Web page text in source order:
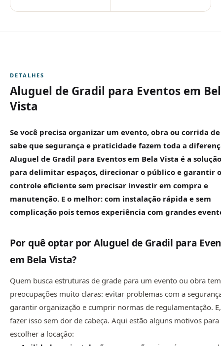
DETALHES
Aluguel de Gradil para Eventos em
Vista
Se você precisa organizar um evento, obra ou corrida
sabe que segurança e praticidade fazem toda a
Aluguel de Gradil para Eventos em Bela Vista é a
para delimitar espaços, direcionar o público e garantir o
controle eficiente sem precisar investir em compra e
manutenção. E o melhor: com instalação rápida e sem
complicação pois temos experiência com grandes
Por quê optar por Aluguel de Gradil para
em Bela Vista?
Quem busca estruturas de grade para um evento ou obra tem
preocupações muito claras: evitar problemas com a
garantir organização e cumprir normas de regulamentação.
fazer isso sem dor de cabeça. Aqui estão alguns motivos para
escolher a locação: